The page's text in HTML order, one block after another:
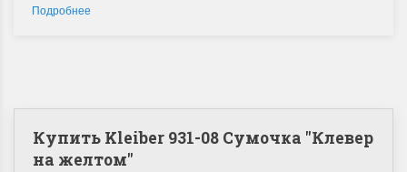
Подробнее
Купить Kleiber 931-08 Сумочка "Клевер
на желтом"